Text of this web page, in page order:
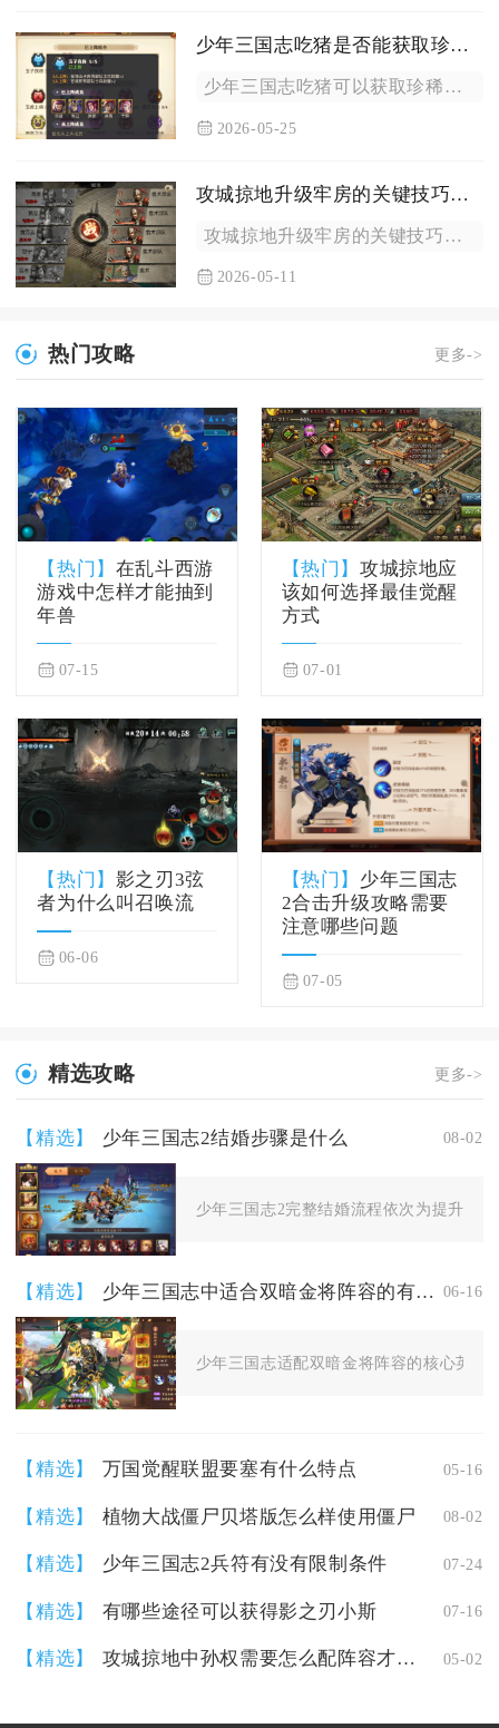
少年三国志吃猪是否能获取珍稀物品
少年三国志吃猪可以获取珍稀物品，但概率较低，核心珍稀奖励集中...
2026-05-25
攻城掠地升级牢房的关键技巧是什么
攻城掠地升级牢房的关键技巧核心在于优先保障资源稳定供给、精准...
2026-05-11
热门攻略 更多->
【热门】 在乱斗西游
游戏中怎样才能抽到
年兽
07-15
【热门】攻城掠地应
该如何选择最佳觉醒
方式
07-01
【热门】 影之刃3弦
者为什么叫召唤流
06-06
【热门】 少年三国志
2合击升级攻略需要
注意哪些问题
07-05
精选攻略 更多->
【精选】 少年三国志2结婚步骤是什么 08-02
少年三国志2完整结婚流程依次为提升亲
【精选】 少年三国志中适合双暗金将阵容的有哪些英雄 06-16
少年三国志适配双暗金将阵容的核心英雄
【精选】 万国觉醒联盟要塞有什么特点 05-16
【精选】 植物大战僵尸贝塔版怎么样使用僵尸 08-02
【精选】 少年三国志2兵符有没有限制条件 07-24
【精选】 有哪些途径可以获得影之刃小斯 07-16
【精选】 攻城掠地中孙权需要怎么配阵容才能更强 05-02